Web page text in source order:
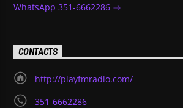
WhatsApp 351-6662286
CONTACTS
http://playfmradio.com/
351-6662286